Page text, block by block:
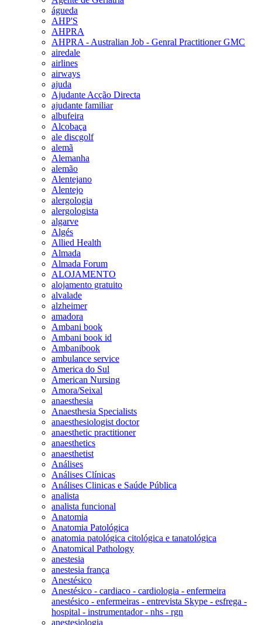
águeda
AHP'S
AHPRA
AHPRA - Australian Job - Genral Practitioner GMC
airedale
airlines
airways
ajuda
Ajudante Acção Directa
ajudante familiar
albufeira
Alcobaça
ale discgolf
alemã
Alemanha
alemão
Alentejano
Alentejo
alergologia
alergologista
algarve
Algés
Allied Health
Almada
Almada Forum
ALOJAMENTO
alojamento gratuito
alvalade
alzheimer
amadora
Ambani book
Ambani book id
Ambanibook
ambulance service
America do Sul
American Nursing
Amora/Seixal
anaesthesia
Anaesthesia Specialists
anaesthesiologist doctor
anaesthetic practitioner
anaesthetics
anaesthetist
Análises
Análises Clínicas
Análises Clinicas e Saúde Pública
analista
analista funcional
Anatomia
Anatomia Patológica
anatomia patológica citológica e tanatológica
Anatomical Pathology
anestesia
anestesia frança
Anestésico
Anestésico - cardiaco - cardiologia - enfermeira
anestésico - enfermeiras - entrevista Skype - esfrega -
hospital - instrumentador - nhs - rgn
anestesiologia